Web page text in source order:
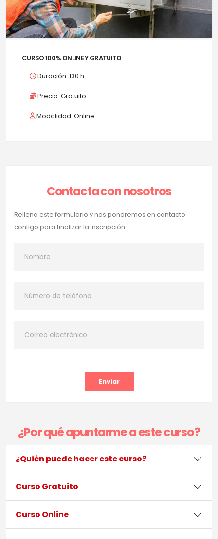
CURSO 100% ONLINE Y GRATUITO
Duración: 130 h
Precio: Gratuito
Modalidad: Online
Contacta con nosotros
Rellena este formulario y nos pondremos en contacto
contigo para finalizar la inscripción.
Enviar
¿Por qué apuntarme a este curso?
¿Quién puede hacer este curso?
Curso Gratuito
Curso Online